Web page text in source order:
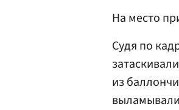
На место
Судя по
из